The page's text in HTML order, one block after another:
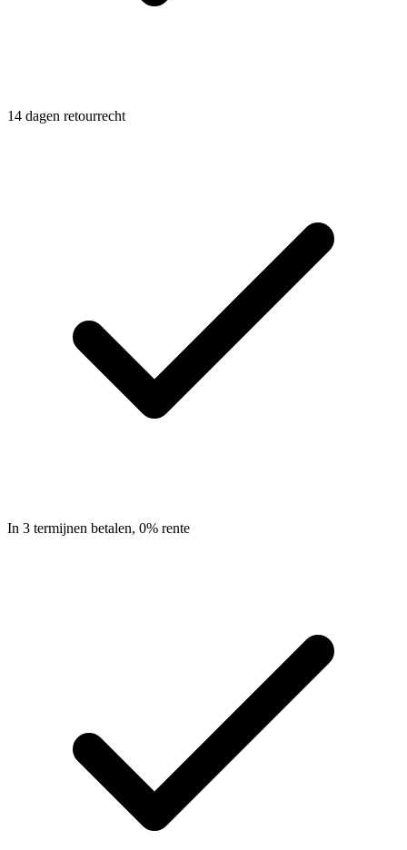
14 dagen retourrecht
In 3 termijnen betalen, 0% rente